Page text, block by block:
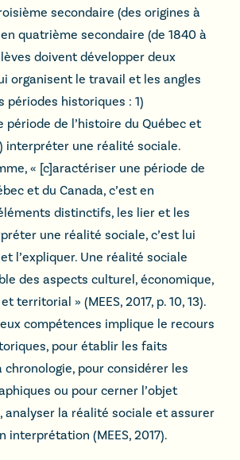
secondaire (des origines à
quatrième secondaire (de 1840 à
doivent développer deux
organisent le travail et les angles
périodes historiques : 1)
période de l’histoire du Québec et
interpréter une réalité sociale.
« [c]aractériser une période de
et du Canada, c’est en
distinctifs, les lier et les
une réalité sociale, c’est lui
l’expliquer. Une réalité sociale
des aspects culturel, économique,
territorial » (MEES, 2017, p. 10, 13).
compétences implique le recours
pour établir les faits
chronologie, pour considérer les
ou pour cerner l’objet
analyser la réalité sociale et assurer
interprétation (MEES, 2017).